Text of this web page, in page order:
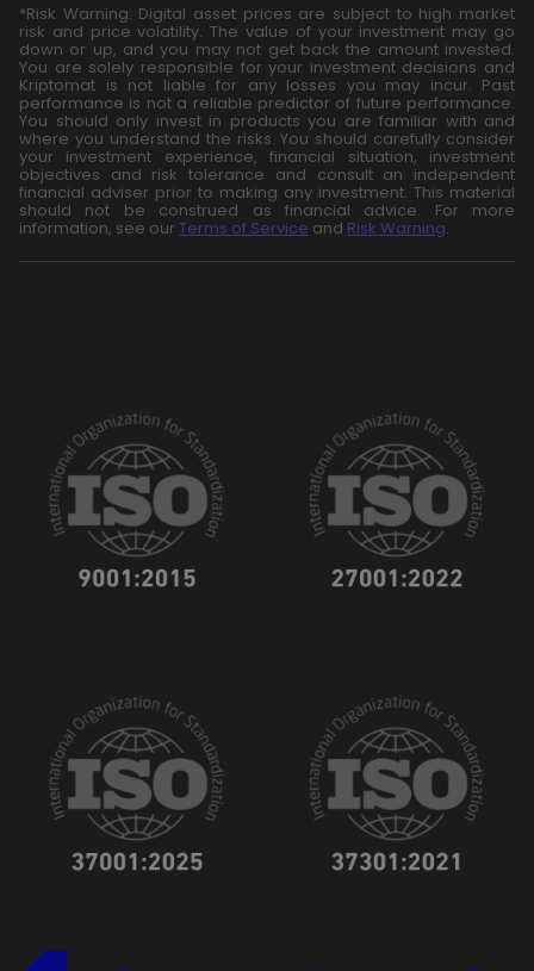
*Risk Warning: Digital asset prices are subject to high market
risk and price volatility. The value of your investment may go
down or up, and you may not get back the amount invested.
You are solely responsible for your investment decisions and
Kriptomat is not liable for any losses you may incur. Past
performance is not a reliable predictor of future performance.
You should only invest in products you are familiar with and
where you understand the risks. You should carefully consider
your investment experience, financial situation, investment
objectives and risk tolerance and consult an independent
financial adviser prior to making any investment. This material
should not be construed as financial advice. For more
information, see our Terms of Service and Risk Warning.